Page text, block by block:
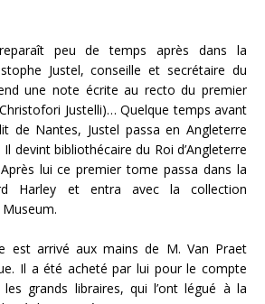
peu de temps après dans la
Justel, conseille et secrétaire du
une note écrite au recto du premier
Justelli)… Quelque temps avant
de Nantes, Justel passa en Angleterre
devint bibliothécaire du Roi d’Angleterre
lui ce premier tome passa dans la
Harley et entra avec la collection
est arrivé aux mains de M. Van Praet
Il a été acheté par lui pour le compte
grands libraires, qui l’ont légué à la